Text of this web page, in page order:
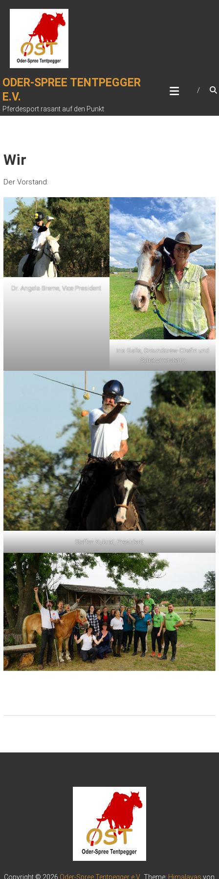
ODER-SPREE TENTPEGGER
E.V.
Pferdesport rasant auf den Punkt
Wir
Der Vorstand:
Dr. Angela Breme, Vice President
Iris Galle, Groundcrew-Chefin und
Schatzmeisterin
Steffen Kukral, President
Copyright © 2026 Oder-Spree Tentpegger e.V. . Theme: Himalayas von